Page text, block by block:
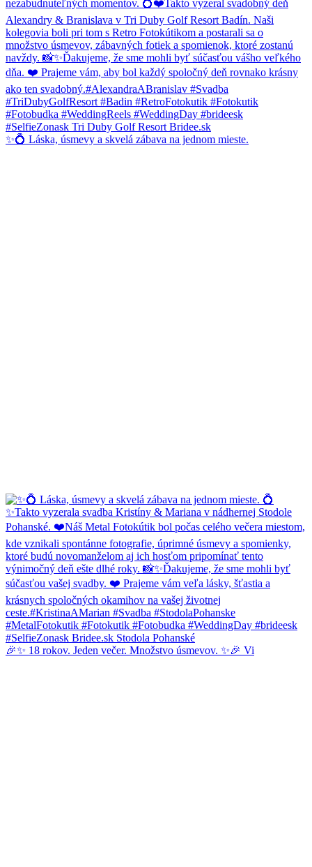
✨💍 Láska, úsmevy a skvelá zábava na jednom mieste.
🎉✨ 18 rokov. Jeden večer. Množstvo úsmevov. ✨🎉 Vi